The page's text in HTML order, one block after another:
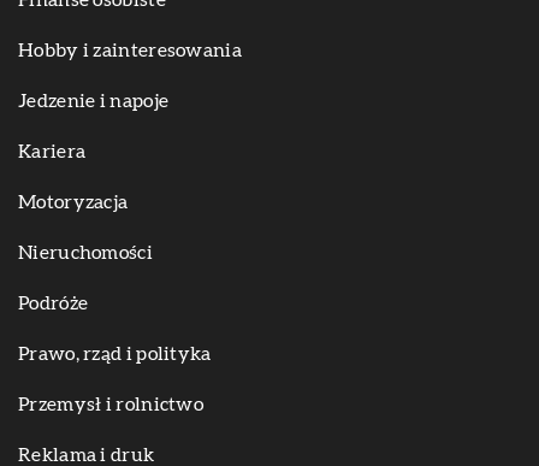
Hobby i zainteresowania
Jedzenie i napoje
Kariera
Motoryzacja
Nieruchomości
Podróże
Prawo, rząd i polityka
Przemysł i rolnictwo
Reklama i druk